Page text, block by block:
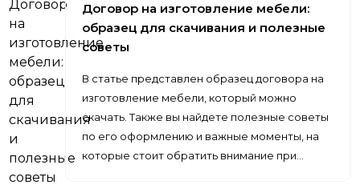
Договор на изготовление мебели:
образец для скачивания и полезные
советы
В статье представлен образец договора на
изготовление мебели, который можно
скачать. Также вы найдете полезные советы
по его оформлению и важные моменты, на
которые стоит обратить внимание при…